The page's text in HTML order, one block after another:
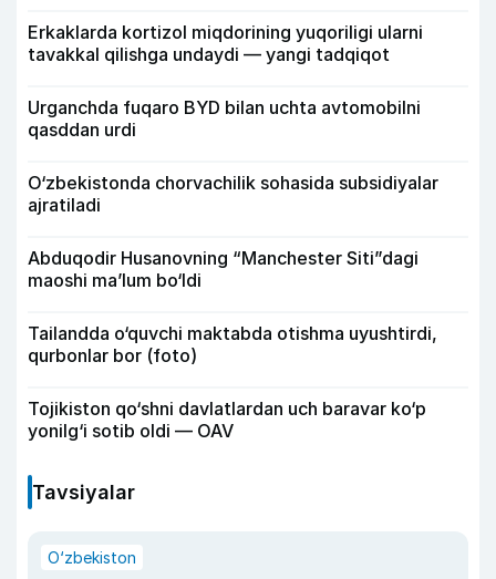
Erkaklarda kortizol miqdorining yuqoriligi ularni
tavakkal qilishga undaydi — yangi tadqiqot
Urganchda fuqaro BYD bilan uchta avtomobilni
qasddan urdi
O‘zbekistonda chorvachilik sohasida subsidiyalar
ajratiladi
Abduqodir Husanovning “Manchester Siti”dagi
maoshi ma’lum bo‘ldi
Tailandda o‘quvchi maktabda otishma uyushtirdi,
qurbonlar bor (foto)
Tojikiston qo‘shni davlatlardan uch baravar ko‘p
yonilg‘i sotib oldi — OAV
Tavsiyalar
O‘zbekiston